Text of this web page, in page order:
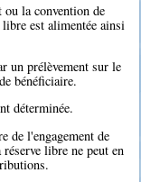
ou la convention de
est alimentée ainsi
un prélèvement sur le
bénéficiaire.
déterminée.
de l'engagement de
libre ne peut en